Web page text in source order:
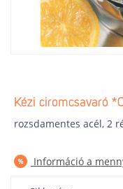
Kézi ciromcsavaró
rozsdamentes acél, 2
Információ a